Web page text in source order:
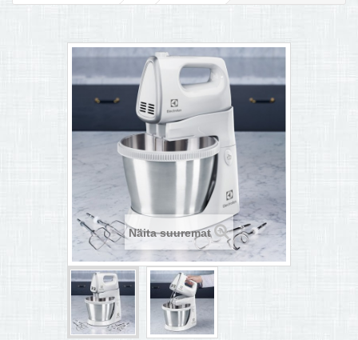
KONTAKTID JA REKVISIIDID
BOONUSPROGRAMM
Näita suuremat